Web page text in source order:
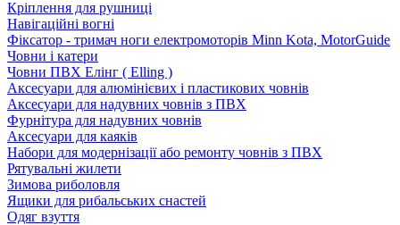
Кріплення для рушниці
Навігаційні вогні
Фіксатор - тримач ноги електромоторів Minn Kota, MotorGuide
Човни і катери
Човни ПВХ Елінг ( Elling )
Аксесуари для алюмінієвих і пластикових човнів
Аксесуари для надувних човнів з ПВХ
Фурнітура для надувних човнів
Аксесуари для каяків
Набори для модернізації або ремонту човнів з ПВХ
Рятувальні жилети
Зимова риболовля
Ящики для рибальських снастей
Одяг взуття